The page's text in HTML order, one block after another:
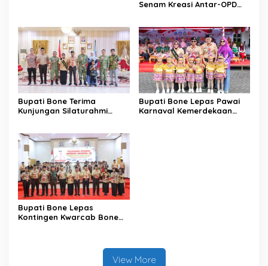
Senam Kreasi Antar-OPD
Bupati Bone Terima
Kunjungan Silaturahmi
Bupati Bone Lepas Pawai
Karnaval Kemerdekaan
Bupati Bone Lepas
Kontingen Kwarcab Bone
View More